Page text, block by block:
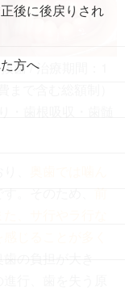
歯 / 治療期間：1
まで含む総額制）
・歯根吸収・歯髄
、
前
、サ行やラ行な
じることが多く
の負担が大き
行、歯を失う原
後に後戻りされ
方へ